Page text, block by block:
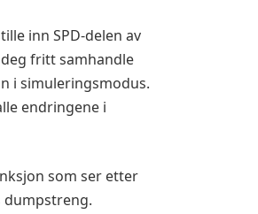
inn SPD-delen av
fritt samhandle
i simuleringsmodus.
endringene i
som ser etter
dumpstreng.